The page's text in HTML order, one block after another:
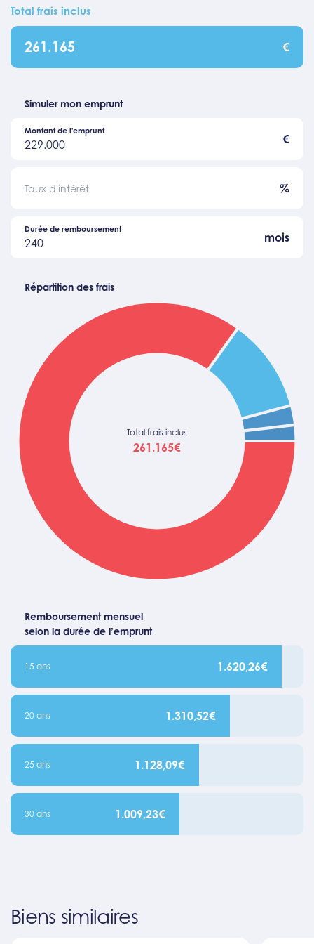
Total frais inclus
261.165 €
Simuler mon emprunt
229.000
Montant de l'emprunt
€
Taux d'intérêt %
240
Durée de remboursement
mois
Répartition des frais
Total frais inclus
261.165€
Remboursement mensuel
selon la durée de l’emprunt
15 ans 1.620,26€
20 ans 1.310,52€
25 ans 1.128,09€
30 ans 1.009,23€
Biens similaires